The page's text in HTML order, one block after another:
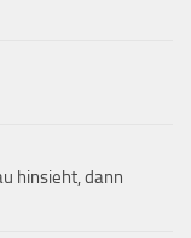
hinsieht, dann